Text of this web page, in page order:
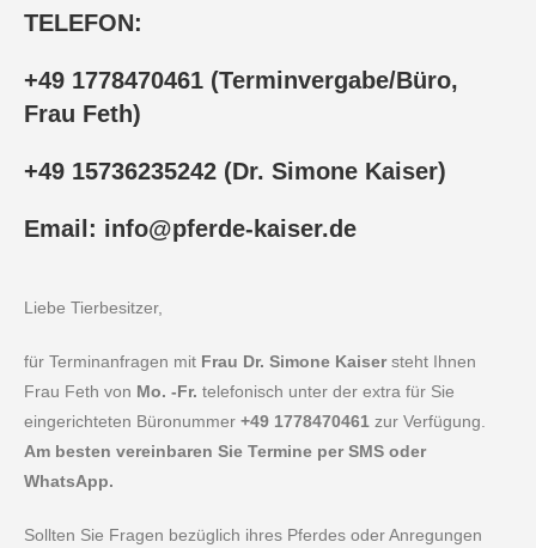
TELEFON:
+49 1778470461 (Terminvergabe/Büro,
Frau Feth)
+49 15736235242 (Dr. Simone Kaiser)
Email: info@pferde-kaiser.de
Liebe Tierbesitzer,
für Terminanfragen mit Frau Dr. Simone Kaisersteht Ihnen
Frau Feth von Mo. -Fr. telefonisch unter der extra für Sie
eingerichteten Büronummer +49 1778470461 zur Verfügung.
Am besten vereinbaren Sie Termine per SMS oder
WhatsApp.
Sollten Sie Fragen bezüglich ihres Pferdes oder Anregungen